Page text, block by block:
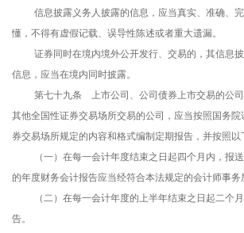
信息披露义务人披露的信息，应当真实、准确、
懂，不得有虚假记载、误导性陈述或者重大遗漏。
证券同时在境内境外公开发行、交易的，其信息
信息，应当在境内同时披露。
第七十九条 上市公司、公司债券上市交易的公
其他全国性证券交易场所交易的公司，应当按照国务
券交易场所规定的内容和格式编制定期报告，并按照以
（一）在每一会计年度结束之日起四个月内，报
的年度财务会计报告应当经符合本法规定的会计师事务
（二）在每一会计年度的上半年结束之日起二个
告。